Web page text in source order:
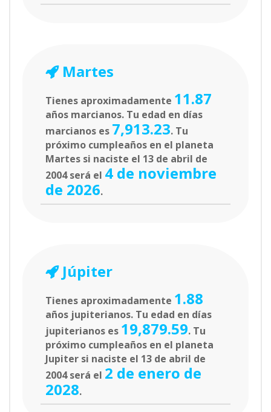
Martes
Tienes aproximadamente 11.87
años marcianos. Tu edad en días
marcianos es 7,913.23. Tu
próximo cumpleaños en el planeta
Martes si naciste el 13 de abril de
2004 será el 4 de noviembre
de 2026.
Júpiter
Tienes aproximadamente 1.88
años jupiterianos. Tu edad en días
jupiterianos es 19,879.59. Tu
próximo cumpleaños en el planeta
Jupiter si naciste el 13 de abril de
2004 será el 2 de enero de
2028.